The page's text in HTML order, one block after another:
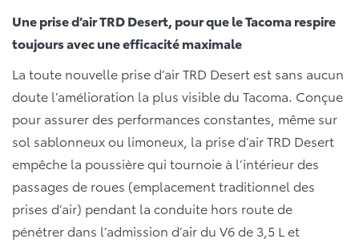
Une prise d’air TRD Desert, pour que le Tacoma respire
toujours avec une efficacité maximale
La toute nouvelle prise d’air TRD Desert est sans aucun
doute l’amélioration la plus visible du Tacoma. Conçue
pour assurer des performances constantes, même sur
sol sablonneux ou limoneux, la prise d’air TRD Desert
empêche la poussière qui tournoie à l’intérieur des
passages de roues (emplacement traditionnel des
prises d’air) pendant la conduite hors route de
pénétrer dans l’admission d’air du V6 de 3,5 L et